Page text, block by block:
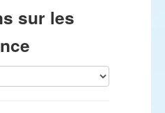
sur les